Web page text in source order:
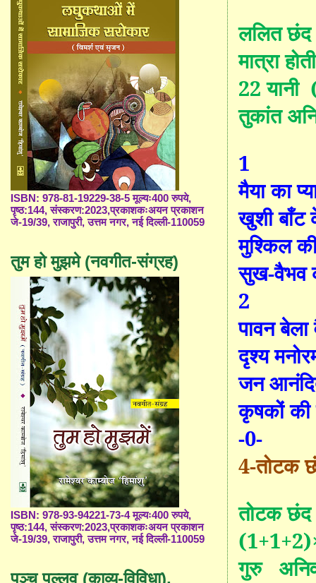
ललित
मात्रा
22यानी
तुकांत
1
मैया का
खुशी बाँट
मुश्किल
सुख-वैभव
2
पावन
दृश्य
जन
कृषकों
-0-
4-तोटक
तोटक
(1+1+2)
गुरु
ISBN: 978-81-19229-38-5 मूल्यः400 रुपये,
पृष्ठ:144, संस्करण:2023,प्रकाशकःअयन प्रकाशन
जे-19/39, राजापुरी, उत्तम नगर, नई दिल्ली-110059
तुम हो मुझमे (नवगीत-संग्रह)
ISBN: 978-93-94221-73-4 मूल्यः400 रुपये,
पृष्ठ:144, संस्करण:2023,प्रकाशकःअयन प्रकाशन
जे-19/39, राजापुरी, उत्तम नगर, नई दिल्ली-110059
पञ्च पल्लव (काव्य-विविधा),